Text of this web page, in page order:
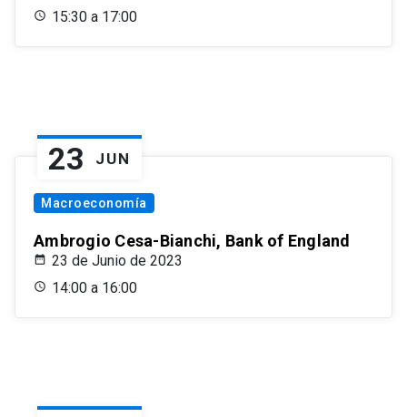
15:30 a 17:00
23 JUN
Macroeconomía
Ambrogio Cesa-Bianchi, Bank of England
23 de Junio de 2023
14:00 a 16:00